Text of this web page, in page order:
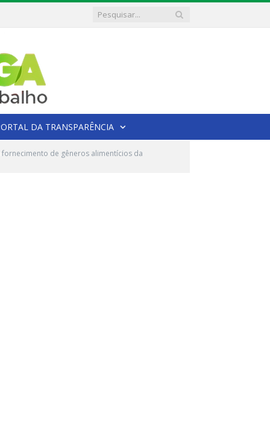
DA TRANSPARÊNCIA
fornecimento de gêneros alimentícios da